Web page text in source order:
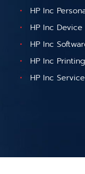
HP Inc
HP Inc
HP Inc
HP Inc
HP Inc